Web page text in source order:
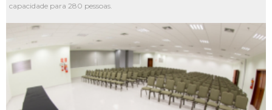
capacidade para 280 pessoas.
L3
L4